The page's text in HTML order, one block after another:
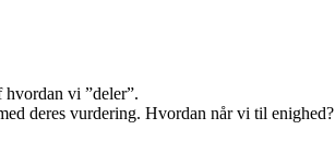
vi ”deler”.
deres vurdering. Hvordan når vi til enighed?